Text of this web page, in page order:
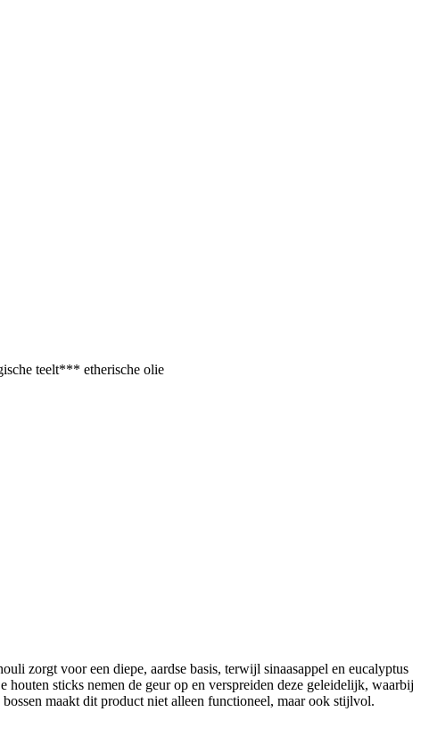
teelt*** etherische olie
zorgt voor een diepe, aardse basis, terwijl sinaasappel en eucalyptus
sticks nemen de geur op en verspreiden deze geleidelijk, waarbij
maakt dit product niet alleen functioneel, maar ook stijlvol.